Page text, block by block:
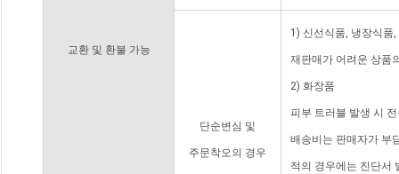
교환 및 환불 가능
단순변심 및
주문착오의 경우
1) 신선식품, 냉장식품
재판매가 어려운 상품
2) 화장품
피부 트러블 발생 시
배송비는 판매자가 부
적의 경우에는 진단서